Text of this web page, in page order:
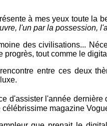
à mes yeux toute la
l'un par la possession,
des civilisations...
progrès, tout comme le
entre ces deux
d'assister l'année dernière
magazine